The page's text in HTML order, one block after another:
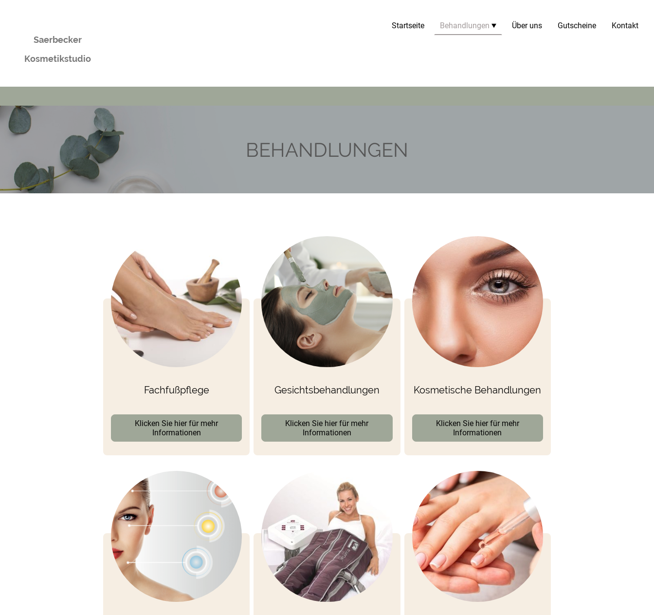
Saerbecker
Kosmetikstudio
Startseite Behandlungen Über uns Gutscheine Kontakt
BEHANDLUNGEN
Fachfußpflege
Klicken Sie hier für mehr
Informationen
Gesichtsbehandlungen
Klicken Sie hier für mehr
Informationen
Kosmetische Behandlungen
Klicken Sie hier für mehr
Informationen